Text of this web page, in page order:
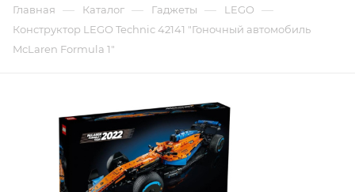
Главная — Каталог — Гаджеты — LEGO —
Конструктор LEGO Technic 42141 "Гоночный автомобиль
McLaren Formula 1"